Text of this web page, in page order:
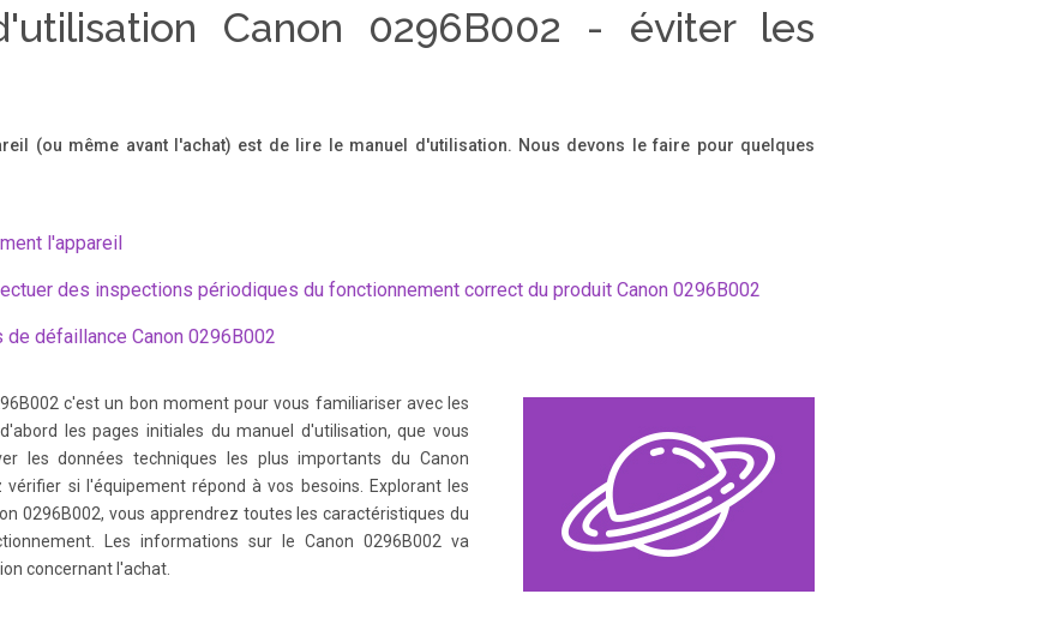
77 Focusing an Off-Center Subj ect ...........................................
T ake many photos Î p.50 ( 76 , 86 ) Adjust the color tone Î p.
Î p.86 ( s Shutter-priority AE) Blur or the background or make everything look sharp Î p.88 ( f Aperture-
Î p.92 (Exposure compensation) Photograph fireworks Î p.
Canon 0296B002 - éviter les
(ou même avant l'achat) est de lire le manuel d'utilisation. Nous devons le faire pour quelques
l'appareil
des inspections périodiques du fonctionnement correct du produit Canon 0296B002
défaillance Canon 0296B002
c'est un bon moment pour vous familiariser avec les
les pages initiales du manuel d'utilisation, que vous
les données techniques les plus importants du Canon
si l'équipement répond à vos besoins. Explorant les
0296B002, vous apprendrez toutes les caractéristiques du
Les informations sur le Canon 0296B002 va
concernant l'achat.